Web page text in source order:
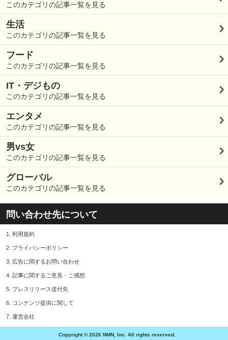
このカテゴリの記事一覧を見る
生活
このカテゴリの記事一覧を見る
フード
このカテゴリの記事一覧を見る
IT・デジもの
このカテゴリの記事一覧を見る
エンタメ
このカテゴリの記事一覧を見る
男vs女
このカテゴリの記事一覧を見る
グローバル
このカテゴリの記事一覧を見る
問い合わせ先について
1. 利用規約
2. プライバシーポリシー
3. 広告に関するお問い合わせ
4. 記事に関するご意見・ご感想
5. プレスリリース送付先
6. コンテンツ提供に関して
7. 運営会社
Copyright © 2026 NMN, Inc. All rights reserved.